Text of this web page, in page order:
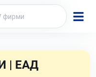
| ЕАД